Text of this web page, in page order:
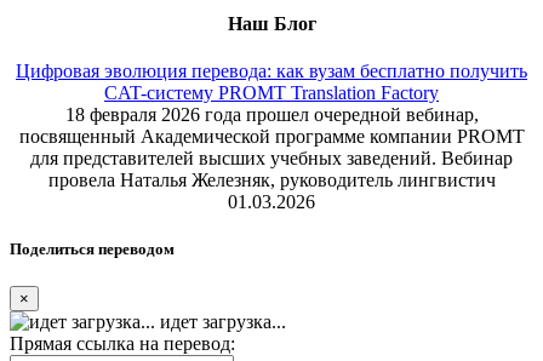
Наш Блог
Цифровая эволюция перевода: как вузам бесплатно получить
CAT-систему PROMT Translation Factory
18 февраля 2026 года прошел очередной вебинар,
посвященный Академической программе компании PROMT
для представителей высших учебных заведений. Вебинар
провела Наталья Железняк, руководитель лингвистич
01.03.2026
Поделиться переводом
×
идет загрузка...
Прямая ссылка на перевод: